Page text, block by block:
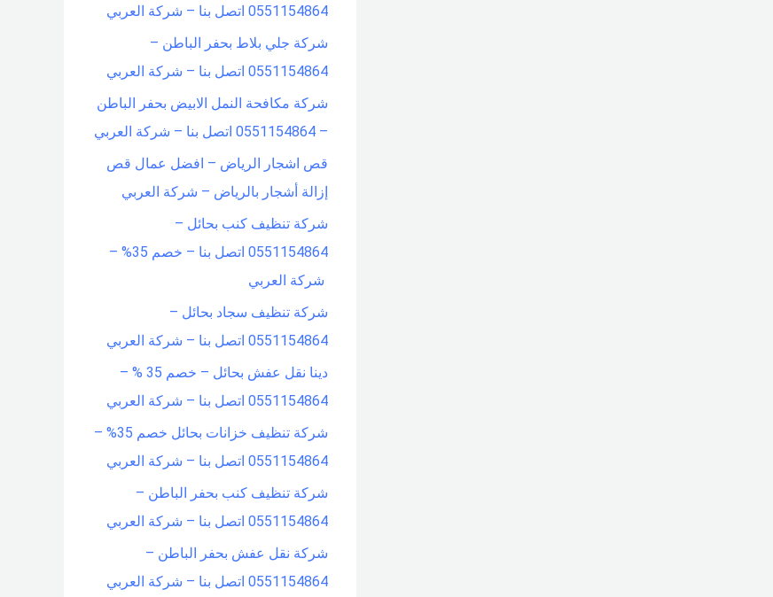
0551154864 اتصل بنا – شركة العربي
شركة جلي بلاط بحفر الباطن –
0551154864 اتصل بنا – شركة العربي
شركة مكافحة النمل الابيض بحفر الباطن
– 0551154864 اتصل بنا – شركة العربي
قص اشجار الرياض – افضل عمال قص
إزالة أشجار بالرياض – شركة العربي
شركة تنظيف كنب بحائل –
0551154864 اتصل بنا – خصم 35% –
شركة العربي
شركة تنظيف سجاد بحائل –
0551154864 اتصل بنا – شركة العربي
دينا نقل عفش بحائل – خصم 35 % –
0551154864 اتصل بنا – شركة العربي
شركة تنظيف خزانات بحائل خصم 35% –
0551154864 اتصل بنا – شركة العربي
شركة تنظيف كنب بحفر الباطن –
0551154864 اتصل بنا – شركة العربي
شركة نقل عفش بحفر الباطن –
0551154864 اتصل بنا – شركة العربي